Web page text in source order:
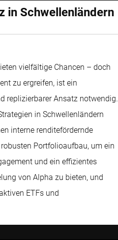
in Schwellenländern
vielfältige Chancen – doch
zu ergreifen, ist ein
replizierbarer Ansatz notwendig.
in Schwellenländern
interne renditefördernde
Portfolioaufbau, um ein
und ein effizientes
von Alpha zu bieten, und
ETFs und